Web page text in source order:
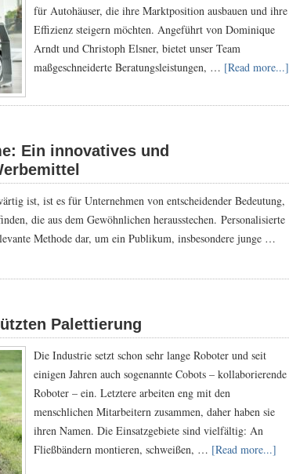
für Autohäuser, die ihre Marktposition ausbauen und ihre
Effizienz steigern möchten. Angeführt von Dominique
Arndt und Christoph Elsner, bietet unser Team
maßgeschneiderte Beratungsleistungen, … [Read more...]
Ein innovatives und
ist, ist es für Unternehmen von entscheidender Bedeutung,
die aus dem Gewöhnlichen herausstechen. Personalisierte
Methode dar, um ein Publikum, insbesondere junge …
Palettierung
Die Industrie setzt schon sehr lange Roboter und seit
einigen Jahren auch sogenannte Cobots – kollaborierende
Roboter – ein. Letztere arbeiten eng mit den
menschlichen Mitarbeitern zusammen, daher haben sie
ihren Namen. Die Einsatzgebiete sind vielfältig: An
Fließbändern montieren, schweißen, … [Read more...]